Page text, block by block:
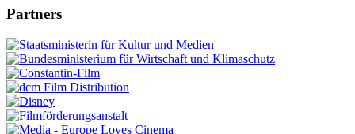
Partners